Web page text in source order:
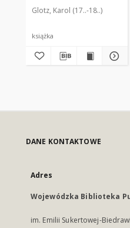
bydła, dla uniknienia
Glotz, Karol (17..-18..)
książka
DANE KONTAKTOWE
Adres
Wojewódzka Biblioteka
im. Emilii Sukertowej-